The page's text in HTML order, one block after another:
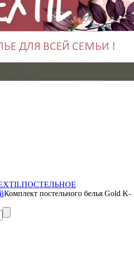
ПОСТЕЛЬНОЕ
Комплект постельного белья Gold K-